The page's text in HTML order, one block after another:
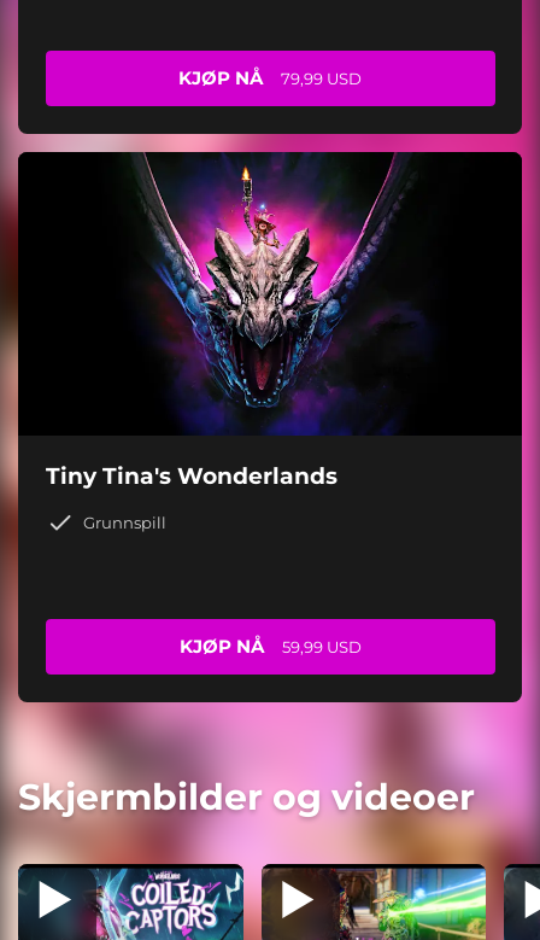
KJØP NÅ 79,99 USD
Tiny Tina's Wonderlands
Grunnspill
KJØP NÅ 59,99 USD
Skjermbilder og videoer